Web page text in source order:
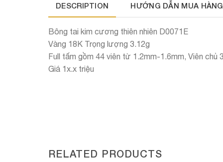
DESCRIPTION HƯỚNG DẪN MUA
Bông tai kim cương thiên nhiên D0071E
Vàng 18K Trọng lượng 3.12g
Full tấm gồm 44 viên từ 1.2mm-1.6mm, Viên chủ
Giá 1x.x triệu
RELATED PRODUCTS